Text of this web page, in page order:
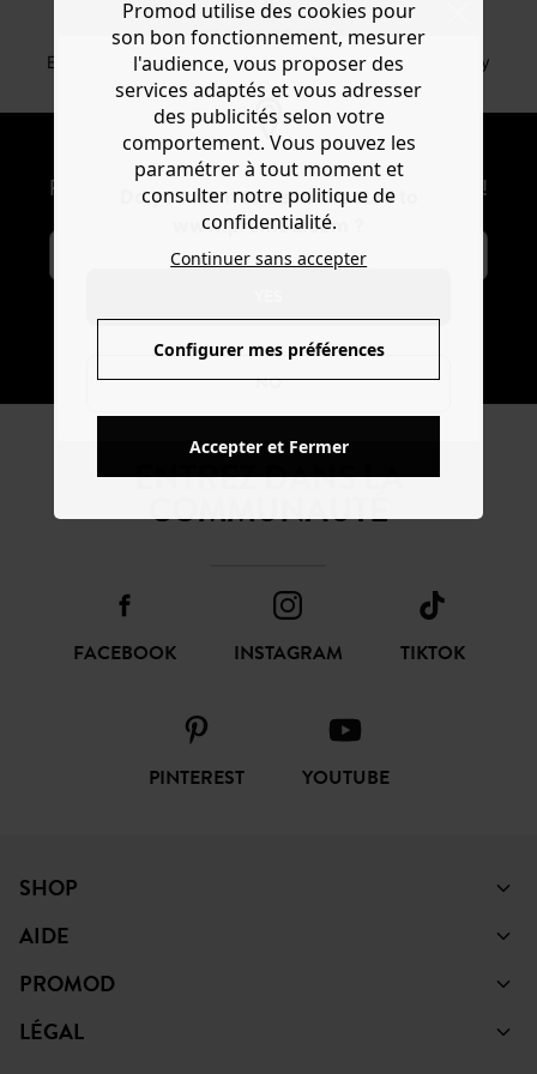
Do you want to be redirected to
www.promod.com ?
NO
RETOURS GRATUITS
En boutique sous 30 jours En consigne via Mondial Relay
NEWSLETTER
Recevoir les actus mode et offres Promod !
S'ABONNER
ENTREZ DANS LA
COMMUNAUTÉ
FACEBOOK INSTAGRAM TIKTOK
PINTEREST YOUTUBE
SHOP
AIDE
PROMOD
LÉGAL
Promod utilise des cookies pour
son bon fonctionnement, mesurer
l'audience, vous proposer des
services adaptés et vous adresser
des publicités selon votre
comportement. Vous pouvez les
paramétrer à tout moment et
consulter notre politique de
confidentialité.
Continuer sans accepter
Configurer mes préférences
Accepter et Fermer